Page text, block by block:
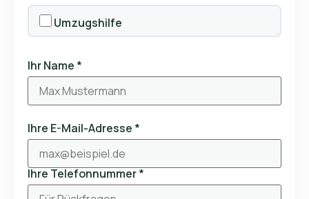
Umzugshilfe
Ihr Name *
Ihre E-Mail-Adresse *
Ihre Telefonnummer *